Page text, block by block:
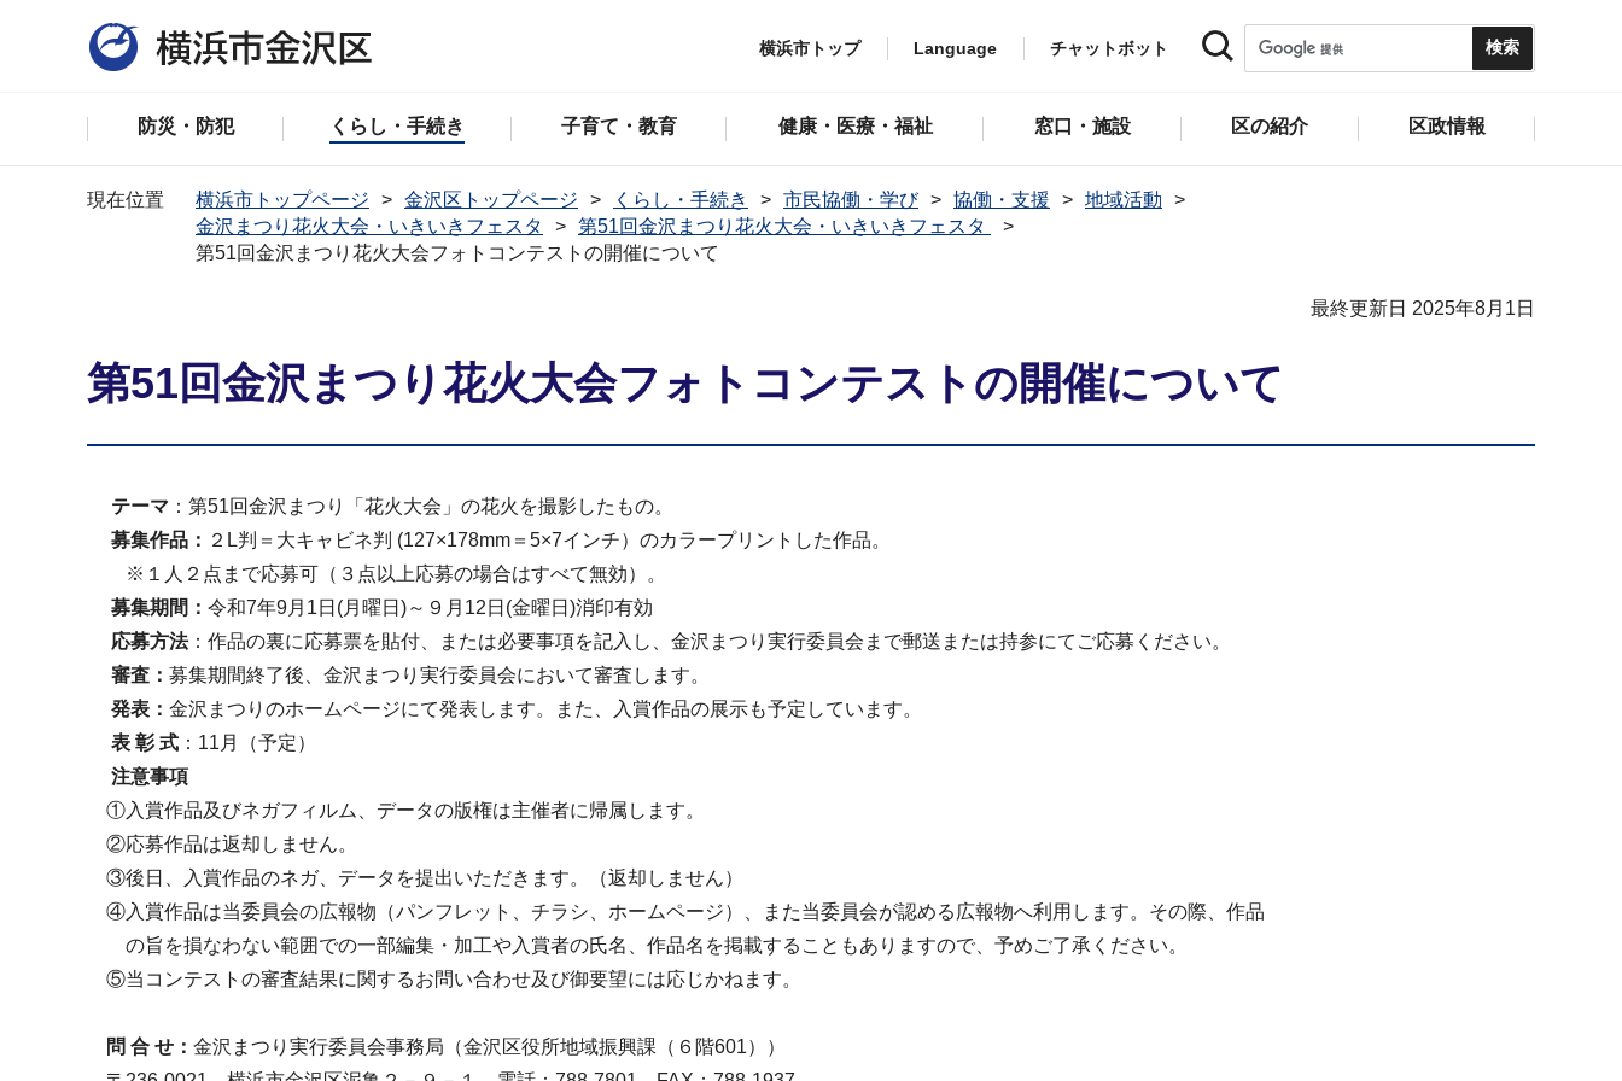
横浜市トップ Language チャットボット
防災・防犯 くらし・手続き 子育て・教育 健康・医療・福祉 窓口・施設 区の紹介 区政情報
現在位置 横浜市トップページ 金沢区トップページ くらし・手続き 市民協働・学び 協働・支援
地域活動
金沢まつり花火大会・いきいきフェスタ
第51回金沢まつり花火大会・いきいきフェスタ
第51回金沢まつり花火大会フォトコンテストの開催について
最終更新日 2025年8月1日
第51回金沢まつり花火大会フォトコンテストの開催について
テーマ ：第51回金沢まつり「花火大会」の花火を撮影したもの。
募集作品： ２L判＝大キャビネ判 (127×178mm＝5×7インチ）のカラープリントした作品。
※１人２点まで応募可（３点以上応募の場合はすべて無効）。
募集期間： 令和7年9月1日(月曜日)～９月12日(金曜日)消印有効
応募方法：作品の裏に応募票を貼付、または必要事項を記入し、金沢まつり実行委員会まで郵送または持参にてご応募ください。
審査： 募集期間終了後、金沢まつり実行委員会において審査します。
発表： 金沢まつりのホームページにて発表します。また、入賞作品の展示も予定しています。
表 彰 式 ：11月（予定）
注意事項
①入賞作品及びネガフィルム、データの版権は主催者に帰属します。
②応募作品は返却しません。
③後日、入賞作品のネガ、データを提出いただきます。（返却しません）
④入賞作品は当委員会の広報物（パンフレット、チラシ、ホームページ）、また当委員会が認める広報物へ利用します。その際、作品
の旨を損なわない範囲での一部編集・加工や入賞者の氏名、作品名を掲載することもありますので、予めご了承ください。
⑤当コンテストの審査結果に関するお問い合わせ及び御要望には応じかねます。
問 合 せ： 金沢まつり実行委員会事務局（金沢区役所地域振興課（６階601））